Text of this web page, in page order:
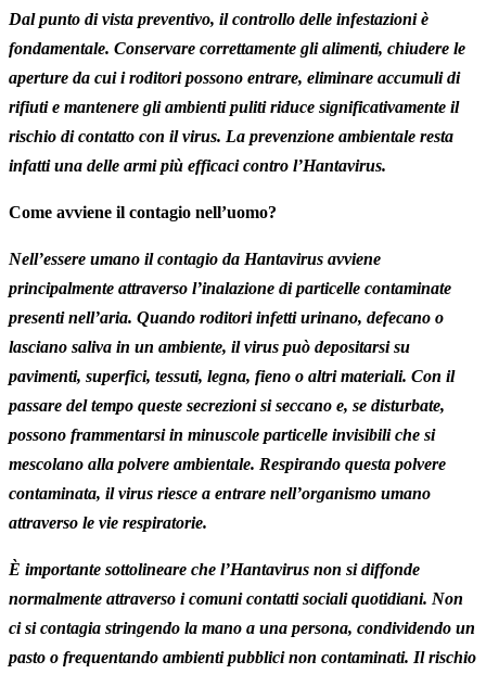
Dal punto di vista preventivo, il controllo delle infestazioni è
fondamentale. Conservare correttamente gli alimenti, chiudere le
aperture da cui i roditori possono entrare, eliminare accumuli di
rifiuti e mantenere gli ambienti puliti riduce significativamente il
rischio di contatto con il virus. La prevenzione ambientale resta
infatti una delle armi più efficaci contro l’Hantavirus.
Come avviene il contagio nell’uomo?
Nell’essere umano il contagio da Hantavirus avviene
principalmente attraverso l’inalazione di particelle contaminate
presenti nell’aria. Quando roditori infetti urinano, defecano o
lasciano saliva in un ambiente, il virus può depositarsi su
pavimenti, superfici, tessuti, legna, fieno o altri materiali. Con il
passare del tempo queste secrezioni si seccano e, se disturbate,
possono frammentarsi in minuscole particelle invisibili che si
mescolano alla polvere ambientale. Respirando questa polvere
contaminata, il virus riesce a entrare nell’organismo umano
attraverso le vie respiratorie.
È importante sottolineare che l’Hantavirus non si diffonde
normalmente attraverso i comuni contatti sociali quotidiani. Non
ci si contagia stringendo la mano a una persona, condividendo un
pasto o frequentando ambienti pubblici non contaminati. Il rischio